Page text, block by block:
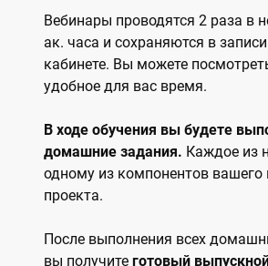
Вебинары проводятся 2 раза в
ак. часа и сохраняются в записи
кабинете. Вы можете
удобное для вас время.
В ходе обучения вы будете
домашние задания. Каждое из
одному из компонентов вашего
проекта.
После выполнения всех
вы получите готовый